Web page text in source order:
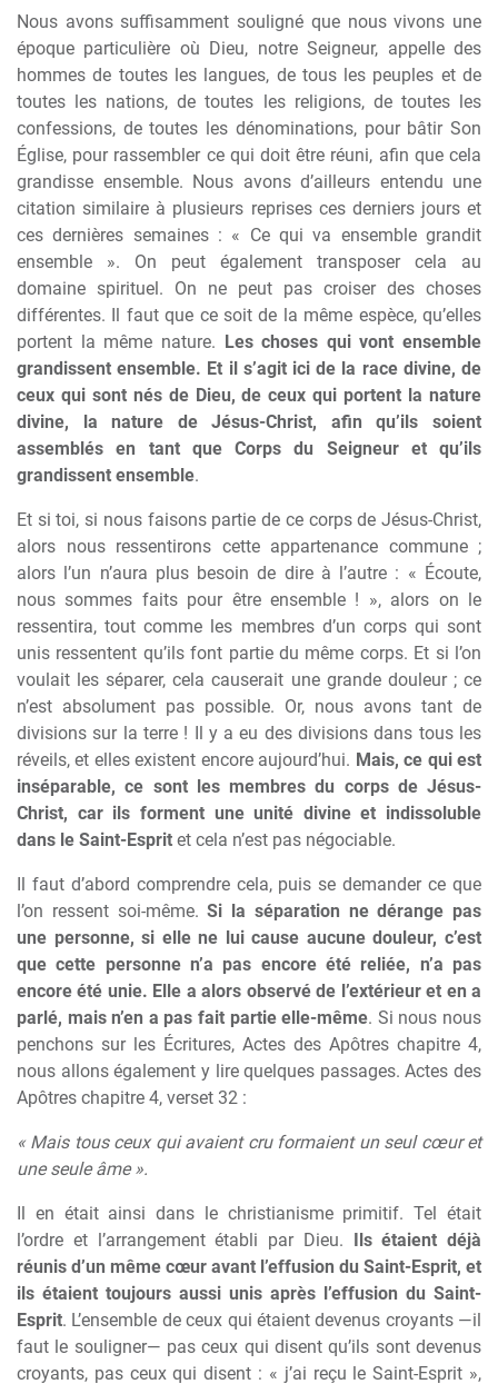
Nous avons suffisamment souligné que nous vivons une
époque particulière où Dieu, notre Seigneur, appelle des
hommes de toutes les langues, de tous les peuples et de
toutes les nations, de toutes les religions, de toutes les
confessions, de toutes les dénominations, pour bâtir Son
Église, pour rassembler ce qui doit être réuni, afin que cela
grandisse ensemble. Nous avons d’ailleurs entendu une
citation similaire à plusieurs reprises ces derniers jours et
ces dernières semaines : « Ce qui va ensemble grandit
ensemble ». On peut également transposer cela au
domaine spirituel. On ne peut pas croiser des choses
différentes. Il faut que ce soit de la même espèce, qu’elles
portent la même nature. Les choses qui vont ensemble
grandissent ensemble. Et il s’agit ici de la race divine, de
ceux qui sont nés de Dieu, de ceux qui portent la nature
divine, la nature de Jésus-Christ, afin qu’ils soient
assemblés en tant que Corps du Seigneur et qu’ils
grandissent ensemble.
Et si toi, si nous faisons partie de ce corps de Jésus-Christ,
alors nous ressentirons cette appartenance commune ;
alors l’un n’aura plus besoin de dire à l’autre : « Écoute,
nous sommes faits pour être ensemble ! », alors on le
ressentira, tout comme les membres d’un corps qui sont
unis ressentent qu’ils font partie du même corps. Et si l’on
voulait les séparer, cela causerait une grande douleur ; ce
n’est absolument pas possible. Or, nous avons tant de
divisions sur la terre ! Il y a eu des divisions dans tous les
réveils, et elles existent encore aujourd’hui. Mais, ce qui est
inséparable, ce sont les membres du corps de Jésus-
Christ, car ils forment une unité divine et indissoluble
dans le Saint-Esprit et cela n’est pas négociable.
Il faut d’abord comprendre cela, puis se demander ce que
l’on ressent soi-même.Si la séparation ne dérange pas
une personne, si elle ne lui cause aucune douleur, c’est
que cette personne n’a pas encore été reliée, n’a pas
encore été unie. Elle a alors observé de l’extérieur et en a
parlé, mais n’en a pas fait partie elle-même. Si nous nous
penchons sur les Écritures, Actes des Apôtres chapitre 4,
nous allons également y lire quelques passages. Actes des
Apôtres chapitre 4, verset 32 :
« Mais tous ceux qui avaient cru formaient un seul cœur et
une seule âme ».
Il en était ainsi dans le christianisme primitif. Tel était
l’ordre et l’arrangement établi par Dieu. Ils étaient déjà
réunis d’un même cœur avant l’effusion du Saint-Esprit, et
ils étaient toujours aussi unis après l’effusion du Saint-
Esprit. L’ensemble de ceux qui étaient devenus croyants —il
faut le souligner— pas ceux qui disent qu’ils sont devenus
croyants, pas ceux qui disent : « j’ai reçu le Saint-Esprit »,